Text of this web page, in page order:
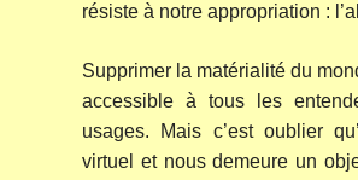
résiste à notre appropriation :
Supprimer la matérialité du
accessible à tous les
usages. Mais c’est oublier
virtuel et nous demeure un